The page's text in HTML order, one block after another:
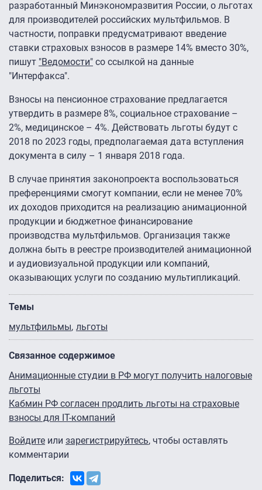
разработанный Минэкономразвития России, о льготах
для производителей российских мультфильмов. В
частности, поправки предусматривают введение
ставки страховых взносов в размере 14% вместо 30%,
пишут "Ведомости" со ссылкой на данные
"Интерфакса".
Взносы на пенсионное страхование предлагается
утвердить в размере 8%, социальное страхование –
2%, медицинское – 4%. Действовать льготы будут с
2018 по 2023 годы, предполагаемая дата вступления
документа в силу – 1 января 2018 года.
В случае принятия законопроекта воспользоваться
преференциями смогут компании, если не менее 70%
их доходов приходится на реализацию анимационной
продукции и бюджетное финансирование
производства мультфильмов. Организация также
должна быть в реестре производителей анимационной
и аудиовизуальной продукции или компаний,
оказывающих услуги по созданию мультипликаций.
Темы
мультфильмы льготы
Связанное содержимое
Анимационные студии в РФ могут получить налоговые
льготы
Кабмин РФ согласен продлить льготы на страховые
взносы для IT-компаний
Войдите или зарегистрируйтесь, чтобы оставлять
комментарии
Поделиться: